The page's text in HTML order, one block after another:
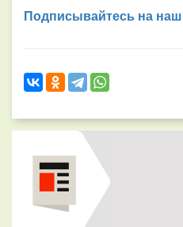
Подписывайтесь на